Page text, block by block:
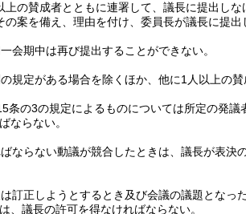
の賛成者とともに連署して、議長に提出しな
案を備え、理由を付け、委員長が議長に提出
会期中は再び提出することができない。
規定がある場合を除くほか、他に1人以上の
条の3の規定によるものについては所定の発
ならない。
ならない動議が競合したときは、議長が表決
訂正しようとするとき及び会議の議題とな
、議長の許可を得なければならない。